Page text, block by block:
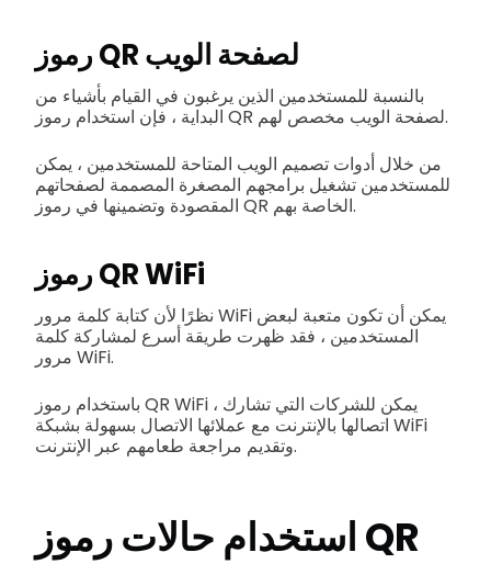
رموز QR لصفحة الويب
بالنسبة للمستخدمين الذين يرغبون في القيام بأشياء من
البداية ، فإن استخدام رموز QR لصفحة الويب مخصص لهم.
من خلال أدوات تصميم الويب المتاحة للمستخدمين ، يمكن
للمستخدمين تشغيل برامجهم المصغرة المصممة لصفحاتهم
المقصودة وتضمينها في رموز QR الخاصة بهم.
رموز QR WiFi
نظرًا لأن كتابة كلمة مرور WiFi يمكن أن تكون متعبة لبعض
المستخدمين ، فقد ظهرت طريقة أسرع لمشاركة كلمة
مرور WiFi.
باستخدام رموز QR WiFi ، يمكن للشركات التي تشارك
اتصالها بالإنترنت مع عملائها الاتصال بسهولة بشبكة WiFi
وتقديم مراجعة طعامهم عبر الإنترنت.
استخدام حالات رموز QR